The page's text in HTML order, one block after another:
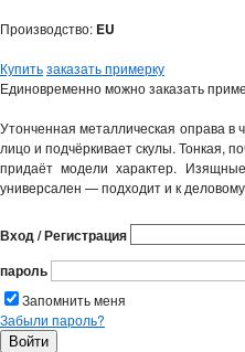
Производство: EU
Купитьзаказать примерку
Единовременно можно заказать
Утонченная металлическая оправа в
лицо и подчёркивает скулы. Тонкая,
придаёт модели характер.
универсален — подходит и к
Вход / Регистрация
пароль
Запомнить меня
Забыли пароль?